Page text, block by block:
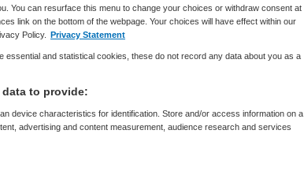
You can resurface this menu to change your choices or withdraw consent at
link on the bottom of the webpage. Your choices will have effect within our
Policy. Privacy Statement
essential and statistical cookies, these do not record any data about you as a
to provide:
device characteristics for identification. Store and/or access information on a
advertising and content measurement, audience research and services